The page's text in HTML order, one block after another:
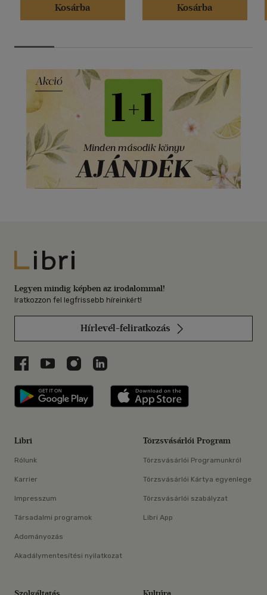
Kosárba
Kosárba
Libri
Legyen mindig képben az irodalommal!
Iratkozzon fel legfrissebb híreinkért!
Hírlevél-feliratkozás
Libri a Facebookon
Libri a Youtube-on
Libri az Instagramon
Libri a LinkedInen
Libri applikáció Szerezd meg: Google
Libri
Rólunk
Karrier
Impresszum
Társadalmi programok
Adományozás
Akadálymentesítési nyilatkozat
Törzsvásárlói Program
Törzsvásárlói Programunkról
Törzsvásárlói Kártya egyenlege
Törzsvásárlói szabályzat
Libri App